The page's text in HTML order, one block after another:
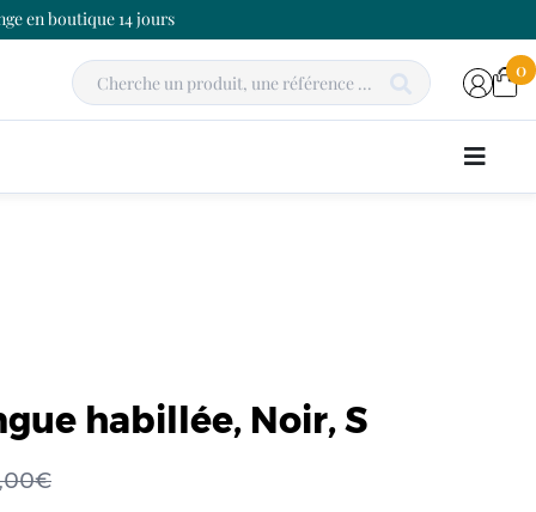
en boutique 14 jours
0
habillée, Noir, S